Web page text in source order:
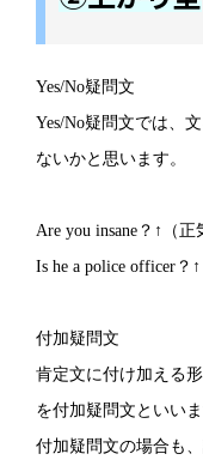
Yes/No疑問文
Yes/No疑問文では、
ないかと思います。
Are you insane？↑（正
Is he a police officer？
付加疑問文
肯定文に付け加える
を付加疑問文といいま
付加疑問文の場合も